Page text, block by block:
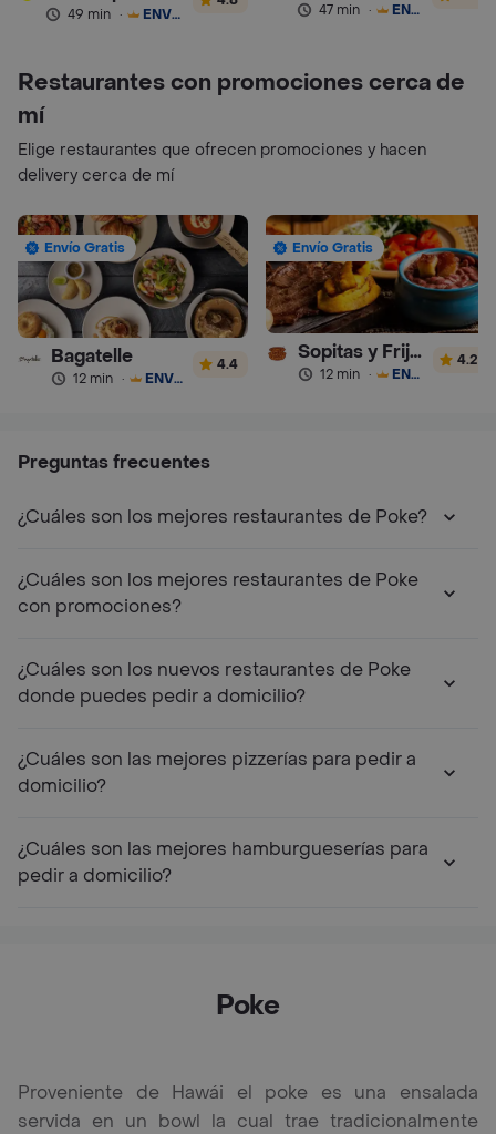
49 min · ENVÍO GRATIS 47 min · ENVÍO GRATIS
Restaurantes con promociones cerca de
mí
Elige restaurantes que ofrecen promociones y hacen
delivery cerca de mí
Envío Gratis
Bagatelle
12 min · ENVÍO GRATIS
4.4
Envío Gratis
Sopitas y Frijoladas
12 min · ENVÍO GRATIS
4.2
Preguntas frecuentes
¿Cuáles son los mejores restaurantes de Poke?
¿Cuáles son los mejores restaurantes de Poke
con promociones?
¿Cuáles son los nuevos restaurantes de Poke
donde puedes pedir a domicilio?
¿Cuáles son las mejores pizzerías para pedir a
domicilio?
¿Cuáles son las mejores hamburgueserías para
pedir a domicilio?
Poke
Proveniente de Hawái el poke es una ensalada
servida en un bowl la cual trae tradicionalmente